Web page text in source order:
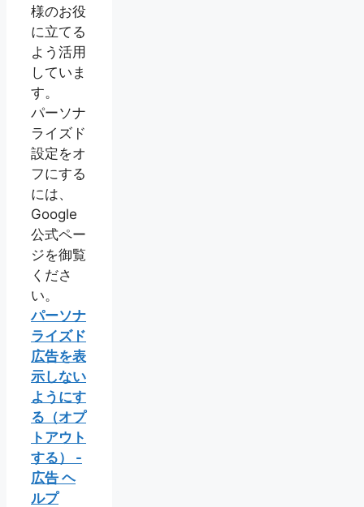
様のお役
に立てる
よう活用
していま
す。
パーソナ
ライズド
設定をオ
フにする
には、
Google
公式ペー
ジを御覧
くださ
い。
パーソナ
ライズド
広告を表
示しない
ようにす
る（オプ
トアウト
する） -
広告 ヘ
ルプ